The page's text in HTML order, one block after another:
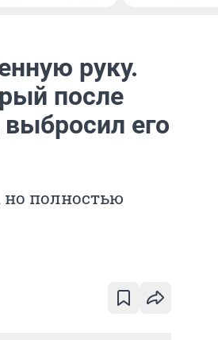
руку.
после
его
полностью